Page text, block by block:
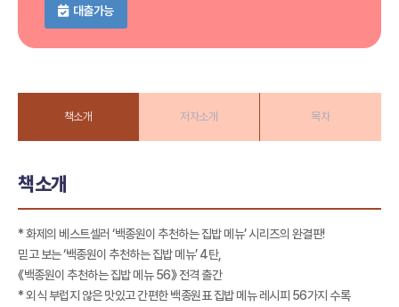
대출가능
책소개 저자소개 목차
책소개
* 화제의 베스트셀러 ‘백종원이 추천하는 집밥 메뉴’ 시리즈의 완결판!
믿고 보는 ‘백종원이 추천하는 집밥 메뉴’ 4탄,
《백종원이 추천하는 집밥 메뉴 56》 전격 출간
* 외식 부럽지 않은 맛있고 간편한 백종원표 집밥 메뉴 레시피 56가지 수록